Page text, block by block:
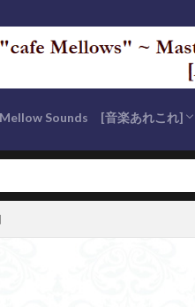
Mellow Sounds [音楽あれこれ]
“Mellow Tunes” series
“AC Tunes” series
“Mellow Classics” series
Rest In Peace [安らかに眠れ]
“優しい音色” series
“Masterの今これが聴きたい”
Mellow なクリスマス・ソング
OTHER series (その他)